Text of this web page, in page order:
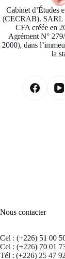
Cabinet d’Études
(CECRAB). SARL
CFA créée en
Agrément N°
2000), dans
la
Nous contacter
Cel : (+226) 51 00
Cel : (+226) 70 01
Tél : (+226) 25 47